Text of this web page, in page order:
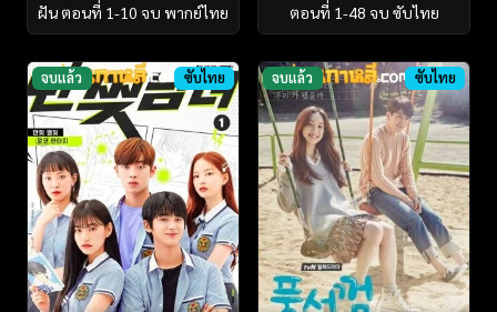
ฝัน ตอนที่ 1-10 จบ พากย์ไทย
ตอนที่ 1-48 จบ ซับไทย
จบแล้ว ซับไทย จบแล้ว ซับไทย